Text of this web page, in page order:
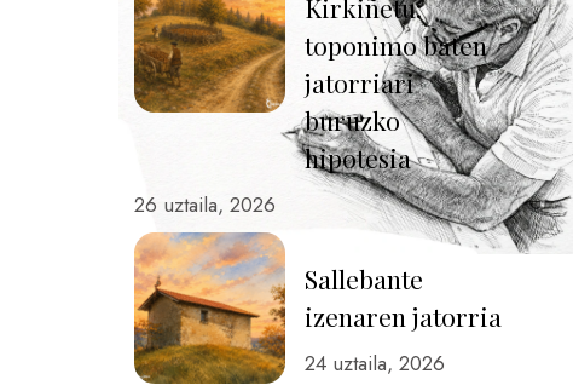
Kirkiñetu:
toponimo baten
jatorriari
buruzko
hipotesia
26 uztaila, 2026
Sallebante
izenaren jatorria
24 uztaila, 2026